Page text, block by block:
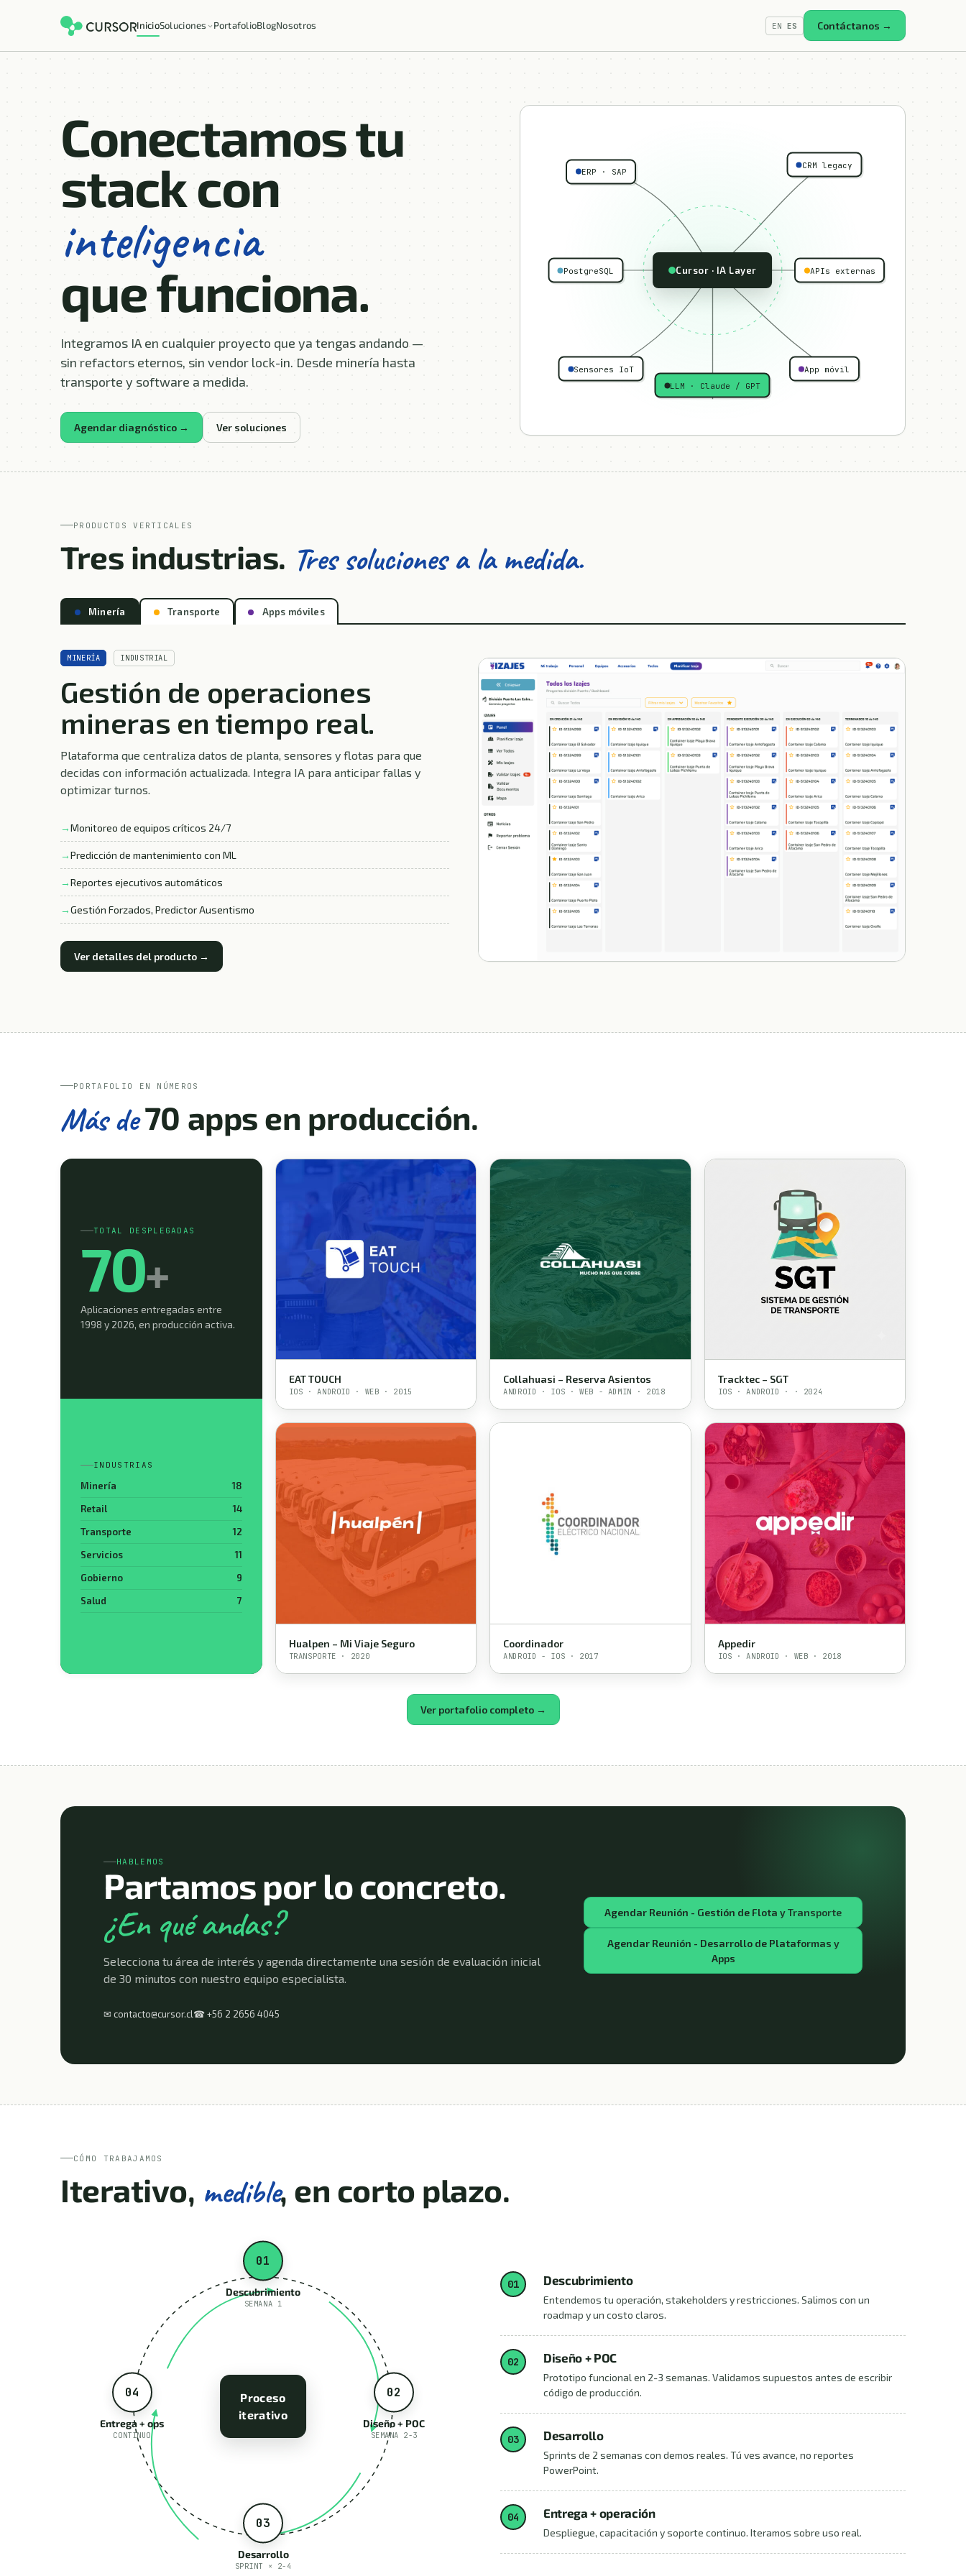
InicioSoluciones
Plataformas empresariales
Sistemas críticos con IA
Convenio Marco
Proveedor del Estado
PortafolioBlogNosotros EN ES Contáctanos →
Conectamos tu
stack con
inteligencia
que funciona.
Integramos IA en cualquier proyecto que ya tengas andando —
sin refactors eternos, sin vendor lock-in. Desde minería hasta
transporte y software a medida.
Agendar diagnóstico → Ver soluciones
ERP · SAP
CRM legacy
PostgreSQL APIs externas
Sensores IoT App móvil
Cursor · IA Layer
LLM · Claude / GPT
PRODUCTOS VERTICALES
Tres industrias. Tres soluciones a la medida.
Minería Transporte Apps móviles
MINERÍA INDUSTRIAL
Gestión de operaciones
mineras en tiempo real.
Plataforma que centraliza datos de planta, sensores y flotas para que
decidas con información actualizada. Integra IA para anticipar fallas y
optimizar turnos.
Monitoreo de equipos críticos 24/7
Predicción de mantenimiento con ML
Reportes ejecutivos automáticos
Gestión Forzados, Predictor Ausentismo
Ver detalles del producto →
PORTAFOLIO EN NÚMEROS
Más de70 apps en producción.
TOTAL DESPLEGADAS
70+
Aplicaciones entregadas entre
1998 y 2026, en producción activa.
INDUSTRIAS
Minería
18
Retail
14
Transporte
12
Servicios
11
Gobierno
9
Salud
7
EAT TOUCH
IOS · ANDROID · WEB · 2015
Collahuasi – Reserva Asientos
ANDROID · IOS · WEB - ADMIN · 2018
Tracktec – SGT
IOS · ANDROID · · 2024
Hualpen – Mi Viaje Seguro
TRANSPORTE · 2020
Coordinador
ANDROID - IOS · 2017
Appedir
IOS · ANDROID · WEB · 2018
Ver portafolio completo →
HABLEMOS
Partamos por lo concreto.
¿En qué andas?
Selecciona tu área de interés y agenda directamente una sesión de evaluación inicial
de 30 minutos con nuestro equipo especialista.
✉ contacto@cursor.cl☎ +56 2 2656 4045
Agendar Reunión - Gestión de Flota y Transporte
Agendar Reunión - Desarrollo de Plataformas y
Apps
CÓMO TRABAJAMOS
Iterativo, medible, en corto plazo.
Proceso
iterativo
01
Descubrimiento
SEMANA 1
02
Diseño + POC
SEMANA 2-3
03
Desarrollo
SPRINT × 2-4
04
Entrega + ops
CONTINUO
01 Descubrimiento
Entendemos tu operación, stakeholders y restricciones. Salimos con un
roadmap y un costo claros.
02 Diseño + POC
Prototipo funcional en 2-3 semanas. Validamos supuestos antes de escribir
código de producción.
03 Desarrollo
Sprints de 2 semanas con demos reales. Tú ves avance, no reportes
PowerPoint.
04 Entrega + operación
Despliegue, capacitación y soporte continuo. Iteramos sobre uso real.